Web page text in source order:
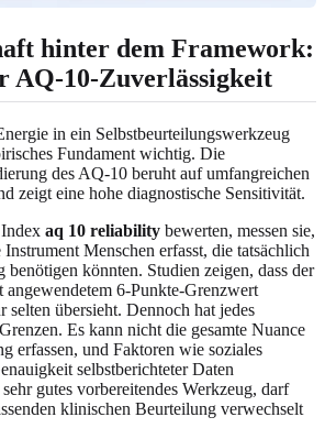
hinter dem Framework:
AQ-10-Zuverlässigkeit
in ein Selbstbeurteilungswerkzeug
Fundament wichtig. Die
des AQ-10 beruht auf umfangreichen
zeigt eine hohe diagnostische Sensitivität.
aq 10 reliability bewerten, messen sie,
Menschen erfasst, die tatsächlich
könnten. Studien zeigen, dass der
angewendetem 6-Punkte-Grenzwert
selten übersieht. Dennoch hat jedes
Es kann nicht die gesamte Nuance
erfassen, und Faktoren wie soziales
selbstberichteter Daten
gutes vorbereitendes Werkzeug, darf
klinischen Beurteilung verwechselt